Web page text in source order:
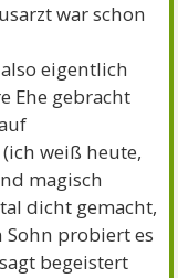
war schon
eigentlich
Ehe gebracht
weiß heute,
magisch
dicht gemacht,
probiert es
begeistert